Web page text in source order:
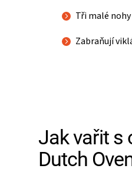
Tři malé
Zabraňují
Jak vařit s
Dutch